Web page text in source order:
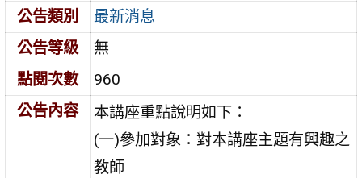
公告類別
最新消息
公告等級
無
點閱次數
960
公告內容
本講座重點說明如下：
(一)參加對象：對本講座主題有興趣之
教師